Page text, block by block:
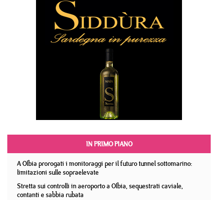
IN PRIMO PIANO
A Olbia prorogati i monitoraggi per il futuro tunnel sottomarino:
limitazioni sulle sopraelevate
Stretta sui controlli in aeroporto a Olbia, sequestrati caviale,
contanti e sabbia rubata